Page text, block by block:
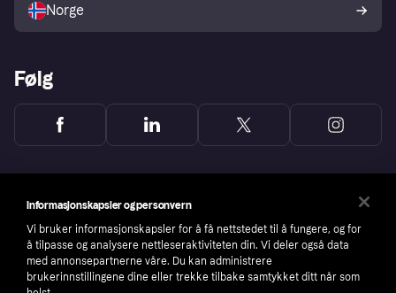
Norge
Følg
Informasjonskapsler og personvern
Vi bruker informasjonskapsler for å få nettstedet til å fungere, og for
å tilpasse og analysere nettleseraktiviteten din. Vi deler også data
med annonsepartnerne våre. Du kan administrere
brukerinnstillingene dine eller trekke tilbake samtykket ditt når som